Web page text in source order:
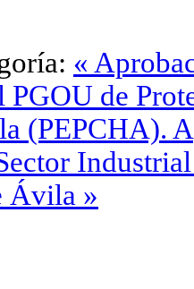
«
de
(PEPCHA).
Ávila »